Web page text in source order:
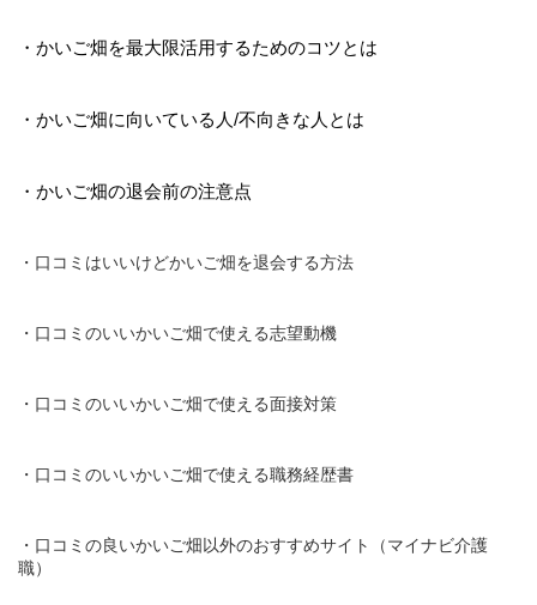
・かいご畑を最大限活用するためのコツとは
・かいご畑に向いている人/不向きな人とは
・かいご畑の退会前の注意点
・口コミはいいけどかいご畑を退会する方法
・口コミのいいかいご畑で使える志望動機
・口コミのいいかいご畑で使える面接対策
・口コミのいいかいご畑で使える職務経歴書
・口コミの良いかいご畑以外のおすすめサイト（マイナビ介護
職）